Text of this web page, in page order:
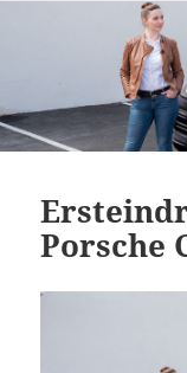
Porsche